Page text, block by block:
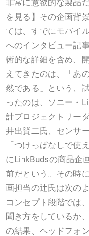
非常に意欲的な製品
を見る】その企画背
ては、すでにモバイ
へのインタビュー記
術的な詳細を含め、
えてきたのは、「あ
然である」という、
ったのは、ソニー・
計プロジェクトリー
井出賢二氏、センサ
「つけっぱなしで使
にLinkBudsの商品企
前だという。その時
画担当の辻氏は次の
コンセプト段階では
聞き方をしているか
の結果、ヘッドフォ